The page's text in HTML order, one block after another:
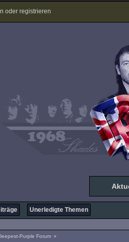
oder registrieren
Unerledigte Themen
Purple Forum »